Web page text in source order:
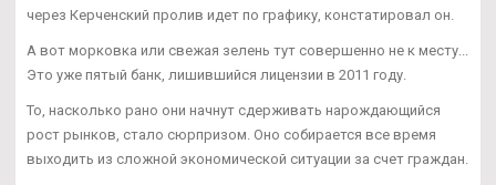
через Керченский пролив идет по графику, констатировал он.
А вот морковка или свежая зелень тут совершенно не к месту...
Это уже пятый банк, лишившийся лицензии в 2011 году.
То, насколько рано они начнут сдерживать нарождающийся
рост рынков, стало сюрпризом. Оно собирается все время
выходить из сложной экономической ситуации за счет граждан.